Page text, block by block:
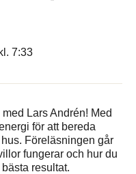
7:33
Lars Andrén! Med
för att bereda
Föreläsningen går
fungerar och hur du
resultat.